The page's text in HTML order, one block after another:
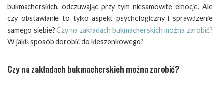
bukmacherskich, odczuwając przy tym niesamowite emocje. Ale
czy obstawianie to tylko aspekt psychologiczny i sprawdzenie
samego siebie?Czy na zakładach bukmacherskich można zarobić?
W jakiś sposób dorobić do kieszonkowego?
Czy na zakładach bukmacherskich można zarobić?